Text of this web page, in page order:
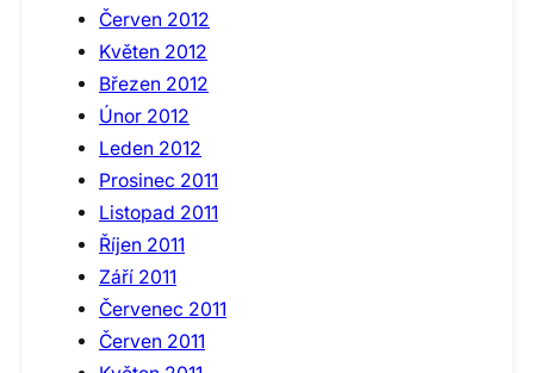
Červen 2012
Květen 2012
Březen 2012
Únor 2012
Leden 2012
Prosinec 2011
Listopad 2011
Říjen 2011
Září 2011
Červenec 2011
Červen 2011